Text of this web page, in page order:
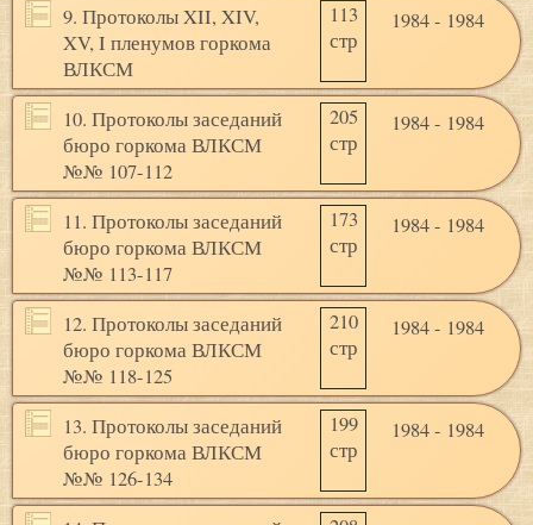
9. Протоколы XII, XIV,
XV, I пленумов горкома
ВЛКСМ
113
стр
1984 - 1984
10. Протоколы заседаний
бюро горкома ВЛКСМ
№№ 107-112
205
стр
1984 - 1984
11. Протоколы заседаний
бюро горкома ВЛКСМ
№№ 113-117
173
стр
1984 - 1984
12. Протоколы заседаний
бюро горкома ВЛКСМ
№№ 118-125
210
стр
1984 - 1984
13. Протоколы заседаний
бюро горкома ВЛКСМ
№№ 126-134
199
стр
1984 - 1984